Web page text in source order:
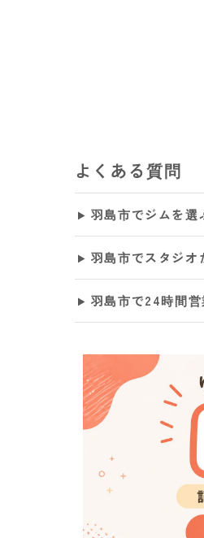
よくある質問
羽島市でジムを選
羽島市でスタジオ
羽島市で24時間